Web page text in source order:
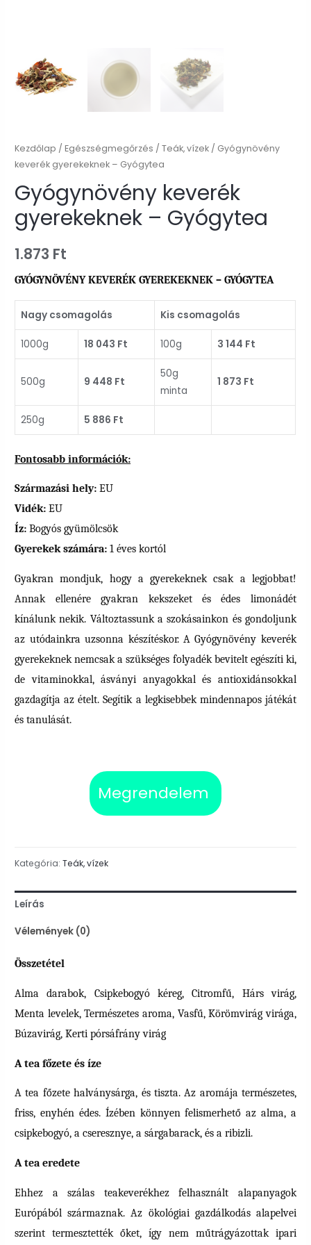
Kezdőlap /Egészségmegőrzés /Teák, vízek / Gyógynövény
keverék gyerekeknek – Gyógytea
Gyógynövény keverék
gyerekeknek – Gyógytea
1.873 Ft
GYÓGYNÖVÉNY KEVERÉK GYEREKEKNEK – GYÓGYTEA
Nagy csomagolás Kis csomagolás
1000g 18 043 Ft 100g 3 144 Ft
500g 9 448 Ft
50g
minta
1 873 Ft
250g 5 886 Ft
Fontosabb információk:
Származási hely: EU
Vidék: EU
Íz: Bogyós gyümölcsök
Gyerekek számára: 1 éves kortól
Gyakran mondjuk, hogy a gyerekeknek csak a legjobbat!
Annak ellenére gyakran kekszeket és édes limonádét
kínálunk nekik. Változtassunk a szokásainkon és gondoljunk
az utódainkra uzsonna készítéskor. A Gyógynövény keverék
gyerekeknek nemcsak a szükséges folyadék bevitelt egészíti ki,
de vitaminokkal, ásványi anyagokkal és antioxidánsokkal
gazdagítja az ételt. Segítik a legkisebbek mindennapos játékát
és tanulását.
Megrendelem
Kategória:Teák, vízek
Leírás
Vélemények (0)
Összetétel
Alma darabok, Csipkebogyó kéreg, Citromfű, Hárs virág,
Menta levelek, Természetes aroma, Vasfű, Körömvirág virága,
Búzavirág, Kerti pórsáfrány virág
A tea főzete és íze
A tea főzete halványsárga, és tiszta. Az aromája természetes,
friss, enyhén édes. Ízében könnyen felismerhető az alma, a
csipkebogyó, a cseresznye, a sárgabarack, és a ribizli.
A tea eredete
Ehhez a szálas teakeverékhez felhasznált alapanyagok
Európából származnak. Az ökológiai gazdálkodás alapelvei
szerint termesztették őket, így nem műtrágyázottak ipari